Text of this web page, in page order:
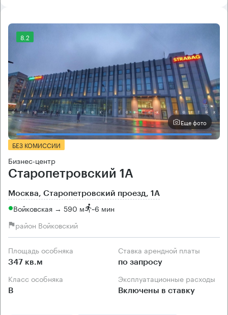
8.2
Еще фото
БЕЗ КОМИССИИ
Бизнес-центр
Старопетровский 1А
Москва, Старопетровский проезд, 1А
Войковская → 590 м ~6 мин
район Войковский
Площадь особняка
347 кв.м
Ставка арендной платы
по запросу
Класс особняка
B
Эксплуатационные расходы
Включены в ставку